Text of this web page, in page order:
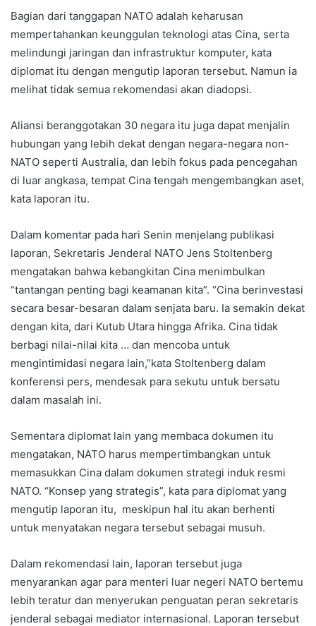
Bagian dari tanggapan NATO adalah keharusan
mempertahankan keunggulan teknologi atas Cina, serta
melindungi jaringan dan infrastruktur komputer, kata
diplomat itu dengan mengutip laporan tersebut. Namun ia
melihat tidak semua rekomendasi akan diadopsi.
Aliansi beranggotakan 30 negara itu juga dapat menjalin
hubungan yang lebih dekat dengan negara-negara non-
NATO seperti Australia, dan lebih fokus pada pencegahan
di luar angkasa, tempat Cina tengah mengembangkan aset,
kata laporan itu.
Dalam komentar pada hari Senin menjelang publikasi
laporan, Sekretaris Jenderal NATO Jens Stoltenberg
mengatakan bahwa kebangkitan Cina menimbulkan
“tantangan penting bagi keamanan kita”. “Cina berinvestasi
secara besar-besaran dalam senjata baru. Ia semakin dekat
dengan kita, dari Kutub Utara hingga Afrika. Cina tidak
berbagi nilai-nilai kita … dan mencoba untuk
mengintimidasi negara lain,”kata Stoltenberg dalam
konferensi pers, mendesak para sekutu untuk bersatu
dalam masalah ini.
Sementara diplomat lain yang membaca dokumen itu
mengatakan, NATO harus mempertimbangkan untuk
memasukkan Cina dalam dokumen strategi induk resmi
NATO. “Konsep yang strategis”, kata para diplomat yang
mengutip laporan itu, meskipun hal itu akan berhenti
untuk menyatakan negara tersebut sebagai musuh.
Dalam rekomendasi lain, laporan tersebut juga
menyarankan agar para menteri luar negeri NATO bertemu
lebih teratur dan menyerukan penguatan peran sekretaris
jenderal sebagai mediator internasional. Laporan tersebut